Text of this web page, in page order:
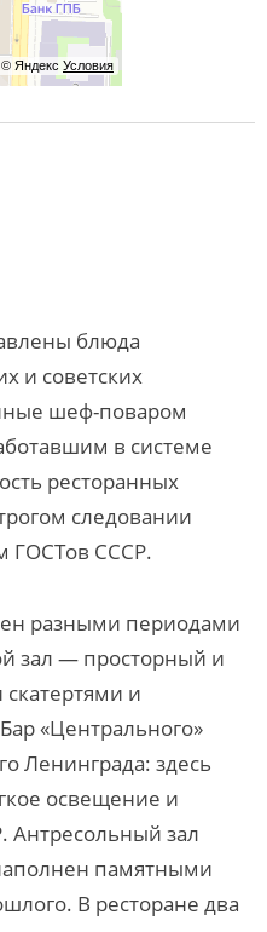
© Яндекс Условия
блюда
и советских
шеф-поваром
в системе
ресторанных
следовании
ГОСТов СССР.
разными периодами
зал — просторный и
и
«Центрального»
Ленинграда: здесь
освещение и
Антресольный зал
памятными
В ресторане два